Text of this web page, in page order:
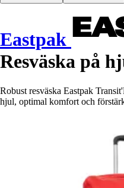
Eastpak
Resväska på
Robust resväska Eastpak
hjul, optimal komfort och